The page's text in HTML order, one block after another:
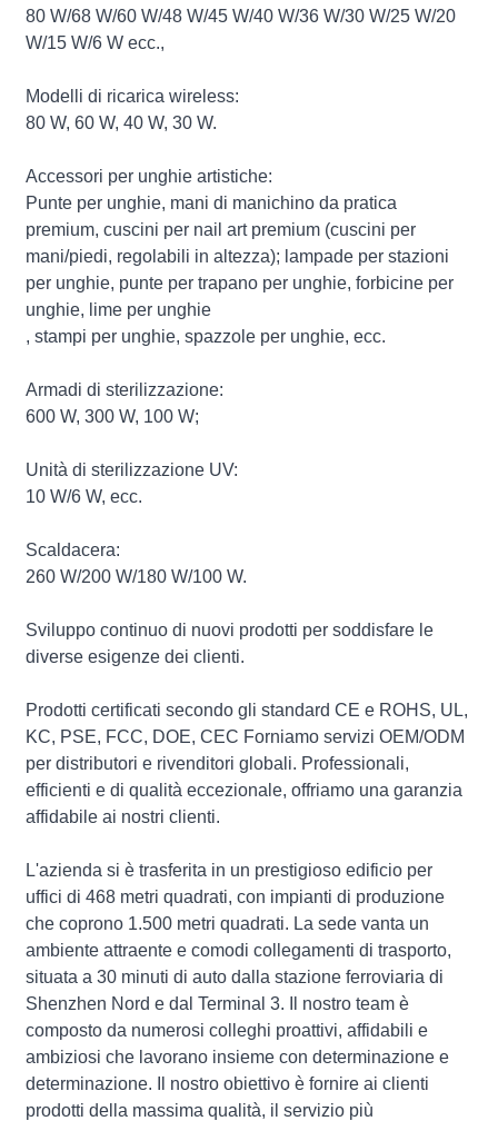
80 W/68 W/60 W/48 W/45 W/40 W/36 W/30 W/25 W/20
W/15 W/6 W ecc.,
Modelli di ricarica wireless:
80 W, 60 W, 40 W, 30 W.
Accessori per unghie artistiche:
Punte per unghie, mani di manichino da pratica
premium, cuscini per nail art premium (cuscini per
mani/piedi, regolabili in altezza); lampade per stazioni
per unghie, punte per trapano per unghie, forbicine per
unghie, lime per unghie
, stampi per unghie, spazzole per unghie, ecc.
Armadi di sterilizzazione:
600 W, 300 W, 100 W;
Unità di sterilizzazione UV:
10 W/6 W, ecc.
Scaldacera:
260 W/200 W/180 W/100 W.
Sviluppo continuo di nuovi prodotti per soddisfare le
diverse esigenze dei clienti.
Prodotti certificati secondo gli standard CE e ROHS, UL,
KC, PSE, FCC, DOE, CEC Forniamo servizi OEM/ODM
per distributori e rivenditori globali. Professionali,
efficienti e di qualità eccezionale, offriamo una garanzia
affidabile ai nostri clienti.
L'azienda si è trasferita in un prestigioso edificio per
uffici di 468 metri quadrati, con impianti di produzione
che coprono 1.500 metri quadrati. La sede vanta un
ambiente attraente e comodi collegamenti di trasporto,
situata a 30 minuti di auto dalla stazione ferroviaria di
Shenzhen Nord e dal Terminal 3. Il nostro team è
composto da numerosi colleghi proattivi, affidabili e
ambiziosi che lavorano insieme con determinazione e
determinazione. Il nostro obiettivo è fornire ai clienti
prodotti della massima qualità, il servizio più